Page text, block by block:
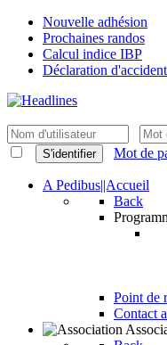
Nouvelle adhésion
Prochaines randos
Calcul indice IBP
Déclaration d'accident
S'identifier Mot de
A Pedibus||Accueil
Back
Point de
Contact